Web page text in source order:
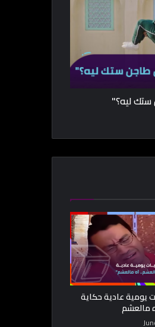
ستك ليه؟"
يومية عادية حكاية